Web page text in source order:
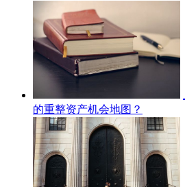
的重整资产机会地图？